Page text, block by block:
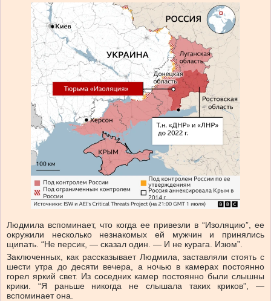
Людмила вспоминает, что когда ее привезли в “Изоляцию”, ее
окружили несколько незнакомых ей мужчин и принялись
щипать. “Не персик, — сказал один. — И не курага. Изюм”.
Заключенных, как рассказывает Людмила, заставляли стоять с
шести утра до десяти вечера, а ночью в камерах постоянно
горел яркий свет. Из соседних камер постоянно были слышны
крики. “Я раньше никогда не слышала таких криков”, —
вспоминает она.